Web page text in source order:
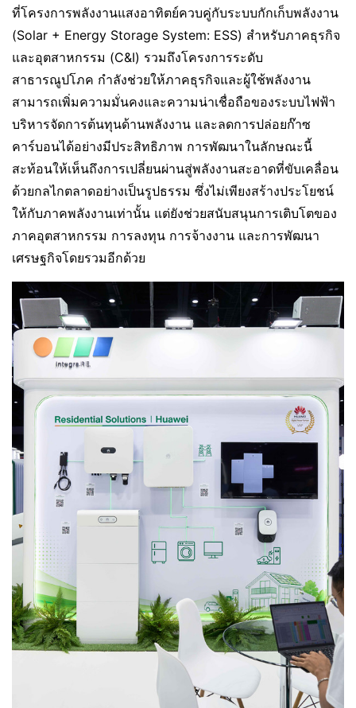
ที่โครงการพลังงานแสงอาทิตย์ควบคู่กับระบบกักเก็บพลังงาน
(Solar + Energy Storage System: ESS) สำหรับภาคธุรกิจ
และอุตสาหกรรม (C&I) รวมถึงโครงการระดับ
สาธารณูปโภค กำลังช่วยให้ภาคธุรกิจและผู้ใช้พลังงาน
สามารถเพิ่มความมั่นคงและความน่าเชื่อถือของระบบไฟฟ้า
บริหารจัดการต้นทุนด้านพลังงาน และลดการปล่อยก๊าซ
คาร์บอนได้อย่างมีประสิทธิภาพ การพัฒนาในลักษณะนี้
สะท้อนให้เห็นถึงการเปลี่ยนผ่านสู่พลังงานสะอาดที่ขับเคลื่อน
ด้วยกลไกตลาดอย่างเป็นรูปธรรม ซึ่งไม่เพียงสร้างประโยชน์
ให้กับภาคพลังงานเท่านั้น แต่ยังช่วยสนับสนุนการเติบโตของ
ภาคอุตสาหกรรม การลงทุน การจ้างงาน และการพัฒนา
เศรษฐกิจโดยรวมอีกด้วย